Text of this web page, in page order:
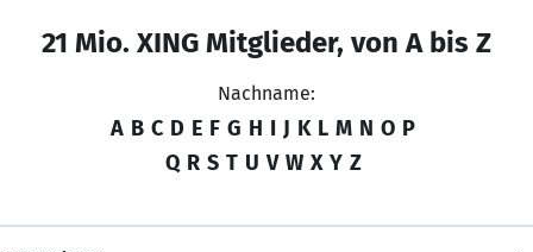
21 Mio. XING Mitglieder, von A bis Z
Nachname:
A B C D E F G H I J K L M N O P
Q R S T U V W X Y Z